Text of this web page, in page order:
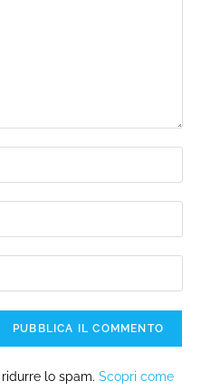
lo spam. Scopri come